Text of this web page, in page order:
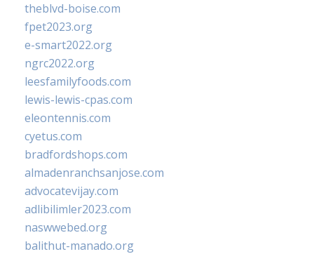
theblvd-boise.com
fpet2023.org
e-smart2022.org
ngrc2022.org
leesfamilyfoods.com
lewis-lewis-cpas.com
eleontennis.com
cyetus.com
bradfordshops.com
almadenranchsanjose.com
advocatevijay.com
adlibilimler2023.com
naswwebed.org
balithut-manado.org